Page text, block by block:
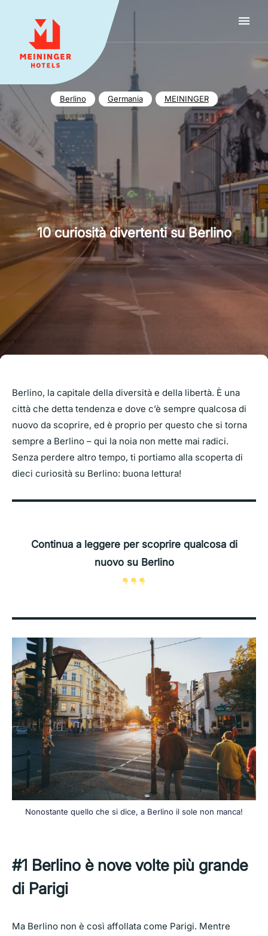
MEININGER HOTELS
Berlino Germania MEININGER
10 curiosità divertenti su Berlino
Berlino, la capitale della diversità e della libertà. È una
città che detta tendenza e dove c’è sempre qualcosa di
nuovo da scoprire, ed è proprio per questo che si torna
sempre a Berlino – qui la noia non mette mai radici.
Senza perdere altro tempo, ti portiamo alla scoperta di
dieci curiosità su Berlino: buona lettura!
Continua a leggere per scoprire qualcosa di
nuovo su Berlino
Nonostante quello che si dice, a Berlino il sole non manca!
#1 Berlino è nove volte più grande
di Parigi
Ma Berlino non è così affollata come Parigi. Mentre